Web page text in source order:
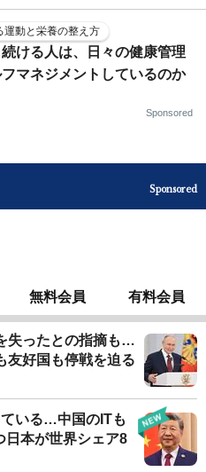
運動と栄養の整え方
ける人は、日々の健康管理
マネジメントしているのか
Sponsored
Sponsored
無料会員 有料会員
失ったとの指摘も…
友好国も停戦を迫る
いる…中国のITも
日本が世界シェア8